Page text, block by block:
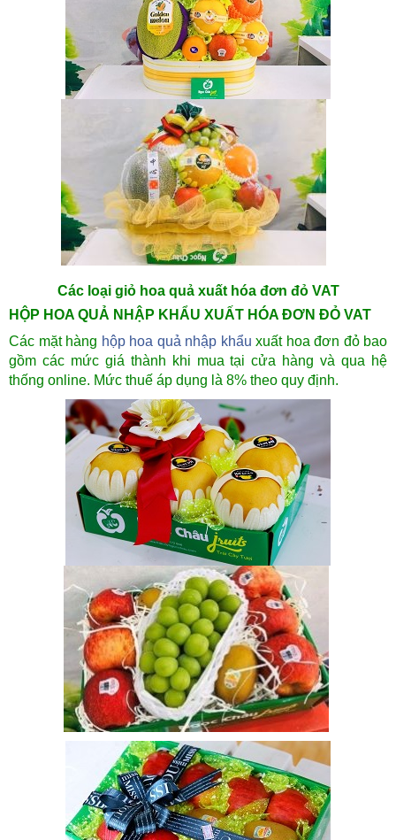
Các loại giỏ hoa quả xuất hóa đơn đỏ VAT
HỘP HOA QUẢ NHẬP KHẨU XUẤT HÓA ĐƠN ĐỎ VAT
Các mặt hàng hộp hoa quả nhập khẩu xuất hoa đơn đỏ bao
gồm các mức giá thành khi mua tại cửa hàng và qua hệ
thống online. Mức thuế áp dụng là 8% theo quy định.